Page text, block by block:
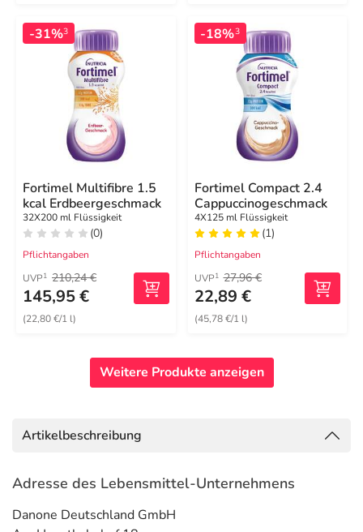
-31%3
Fortimel Multifibre 1.5
kcal Erdbeergeschmack
32X200 ml Flüssigkeit
(0)
Pflichtangaben
UVP1 210,24 €
145,95 €
(22,80 €/1 l)
-18%3
Fortimel Compact 2.4
Cappuccinogeschmack
4X125 ml Flüssigkeit
(1)
Pflichtangaben
UVP1 27,96 €
22,89 €
(45,78 €/1 l)
Weitere Produkte anzeigen
Artikelbeschreibung
Adresse des Lebensmittel-Unternehmens
Danone Deutschland GmbH